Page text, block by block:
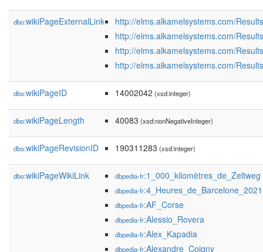
dbo:wikiPageExternalLink
http://elms.alkamelsystems.com/
http://elms.alkamelsystems.com/
http://elms.alkamelsystems.com/
http://elms.alkamelsystems.com/
dbo:wikiPageID 14002042 (xsd:integer)
dbo:wikiPageLength 40083 (xsd:nonNegativeInteger)
dbo:wikiPageRevisionID 190311283 (xsd:integer)
dbo:wikiPageWikiLink dbpedia-fr:1_000_kilomètres_de_Zeltweg
dbpedia-fr:4_Heures_de_Barcelone_2021
dbpedia-fr:AF_Corse
dbpedia-fr:Alessio_Rovera
dbpedia-fr:Alex_Kapadia
dbpedia-fr:Alexandre_Coigny